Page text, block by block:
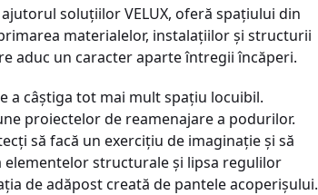
soluțiilor VELUX, oferă spațiului din
materialelor, instalațiilor și structurii
aduc un caracter aparte întregii încăperi.
a câștiga tot mai mult spațiu locuibil.
proiectelor de reamenajare a podurilor.
să facă un exercițiu de imaginație și să
structurale și lipsa regulilor
de adăpost creată de pantele acoperișului.